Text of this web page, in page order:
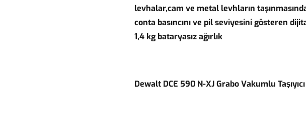
levhalar,cam ve metal levhların
conta basıncını ve pil seviyesini gösteren
1,4 kg bataryasız ağırlık
Dewalt DCE 590 N-XJ Grabo Vakumlu